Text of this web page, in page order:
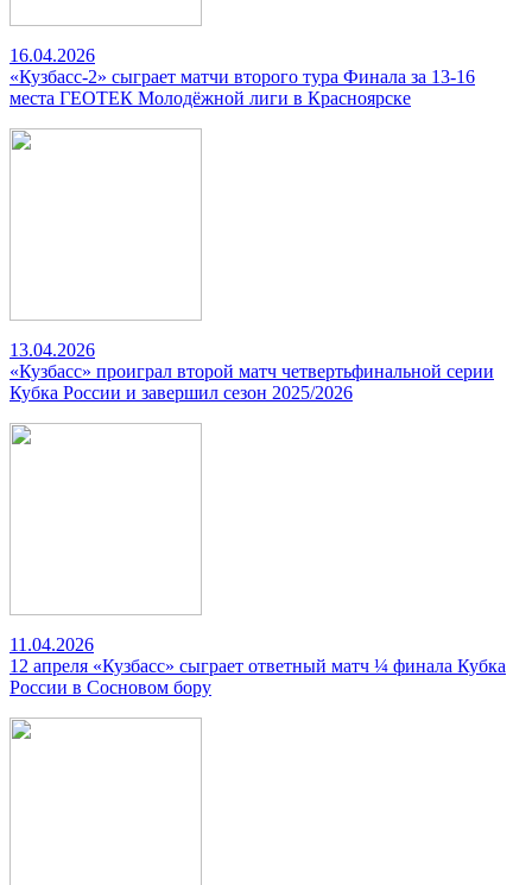
16.04.2026
«Кузбасс-2» сыграет матчи второго тура Финала за 13-16
места ГЕОТЕК Молодёжной лиги в Красноярске
13.04.2026
«Кузбасс» проиграл второй матч четвертьфинальной серии
Кубка России и завершил сезон 2025/2026
11.04.2026
12 апреля «Кузбасс» сыграет ответный матч ¼ финала Кубка
России в Сосновом бору